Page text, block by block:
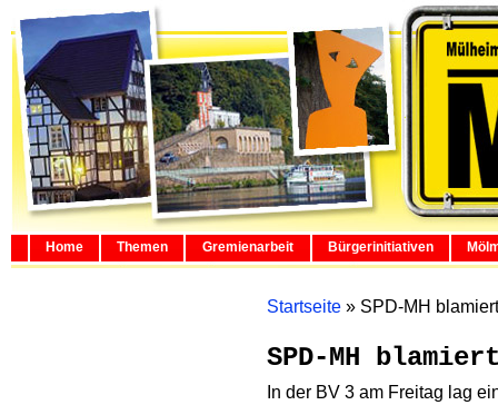
Home Themen Gremienarbeit Bürgerinitiativen
Startseite » SPD-MH blamiert
SPD-MH
In der BV 3 am Freitag lag